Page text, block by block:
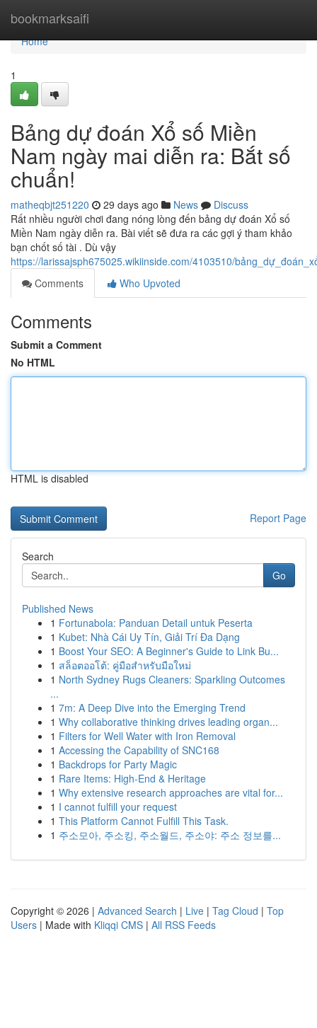
bookmarksaifi
Home
Home
1
Bảng dự đoán Xổ số Miền
Nam ngày mai diễn ra: Bắt số
chuẩn!
matheqbjt251220 29 days ago News
Discuss
Rất nhiều người chơi đang nóng lòng đến bảng dự đoán Xổ số
Miền Nam ngày diễn ra. Bài viết sẽ đưa ra các gợi ý tham khảo
bạn chốt số tài . Dù vậy
https://larissajsph675025.wikiinside.com/4103510/
Comments
Who Upvoted
Comments
Submit a Comment
No HTML
HTML is disabled
Report Page
Search
Go
Published News
1 Fortunabola: Panduan Detail untuk Peserta
1 Kubet: Nhà Cái Uy Tín, Giải Trí Đa Dạng
1 Boost Your SEO: A Beginner's Guide to Link Bu...
1 สล็อตออโต้: คู่มือสำหรับมือใหม่
1 North Sydney Rugs Cleaners: Sparkling Outcomes
...
1 7m: A Deep Dive into the Emerging Trend
1 Why collaborative thinking drives leading organ...
1 Filters for Well Water with Iron Removal
1 Accessing the Capability of SNC168
1 Backdrops for Party Magic
1 Rare Items: High-End & Heritage
1 Why extensive research approaches are vital for...
1 I cannot fulfill your request
1 This Platform Cannot Fulfill This Task.
1 주소모아, 주소킹, 주소월드, 주소야: 주소 정보를...
Copyright © 2026 | Advanced Search | Live | Tag Cloud | Top
Users | Made with Kliqqi CMS | All RSS Feeds